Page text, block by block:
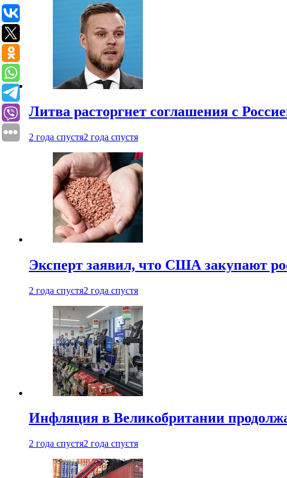
Литва расторгнет соглашения с
2 года спустя2 года спустя
Эксперт заявил, что США закупают
2 года спустя2 года спустя
Инфляция в Великобритании
2 года спустя2 года спустя